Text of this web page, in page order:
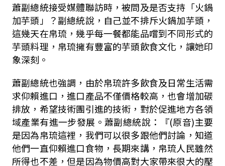
蕭副總統接受媒體聯訪時，被問及是否支持「火鍋
加芋頭」？副總統說，自己並不排斥火鍋加芋頭，
這幾天在帛琉，幾乎每一餐都能品嚐到不同形式的
芋頭料理，帛琉擁有豐富的芋頭飲食文化，讓她印
象深刻。
蕭副總統也強調，由於帛琉許多飲食及日常生活需
求仰賴進口，進口產品不僅價格較高，也會增加碳
排放，希望技術團引進的技術，對於促進地方各領
域產業有進一步發展。蕭副總統說：『(原音)主要
是因為帛琉這裡，我們可以很多跟他們討論，知道
他們一直仰賴進口食物，長期來講，帛琉人民雖然
所得也不差，但是因為物價高對大家帶來很大的壓